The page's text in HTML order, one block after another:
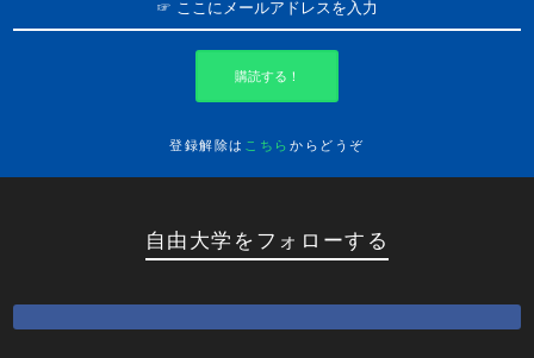
購読する！
登録解除は こちら からどうぞ
自由大学をフォローする